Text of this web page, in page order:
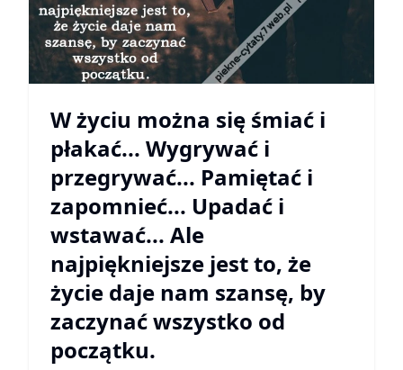
W życiu można się śmiać i
płakać... Wygrywać i
przegrywać... Pamiętać i
zapomnieć... Upadać i
wstawać... Ale
najpiękniejsze jest to, że
życie daje nam szansę, by
zaczynać wszystko od
początku.